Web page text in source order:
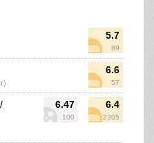
5.7
89
6.6
57
6.47
100
6.4
2305
/